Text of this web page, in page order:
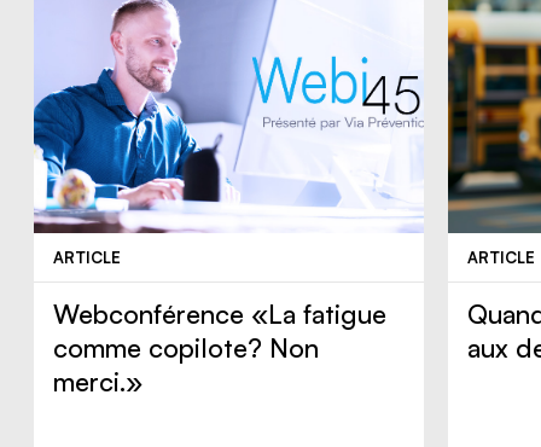
ARTICLE
Webconférence «La fatigue
comme copilote? Non
merci.»
ARTICLE
aux